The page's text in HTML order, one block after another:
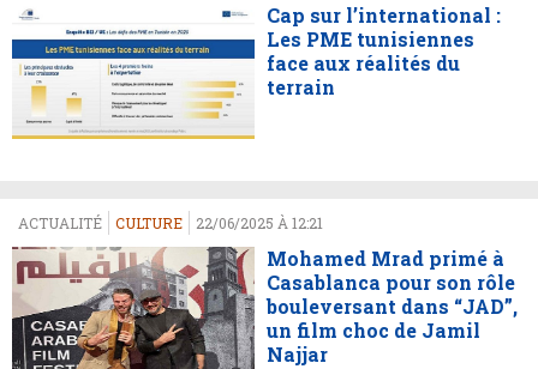
Cap sur l’international :
Les PME tunisiennes
face aux réalités du
terrain
ACTUALITÉ CULTURE 22/06/2025 À 12:21
Mohamed Mrad primé à
Casablanca pour son rôle
bouleversant dans “JAD”,
un film choc de Jamil
Najjar